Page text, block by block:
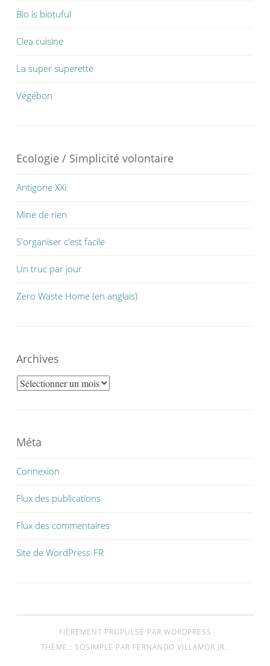
Bio is biotuful
Clea cuisine
La super superette
Végébon
Ecologie / Simplicité volontaire
Antigone XXI
Mine de rien
S'organiser c'est facile
Un truc par jour
Zero Waste Home (en anglais)
Archives
Archives
Méta
Connexion
Flux des publications
Flux des commentaires
Site de WordPress-FR
FIÈREMENT PROPULSÉ PAR WORDPRESS
THÈME : SOSIMPLE PAR FERNANDO VILLAMOR JR..